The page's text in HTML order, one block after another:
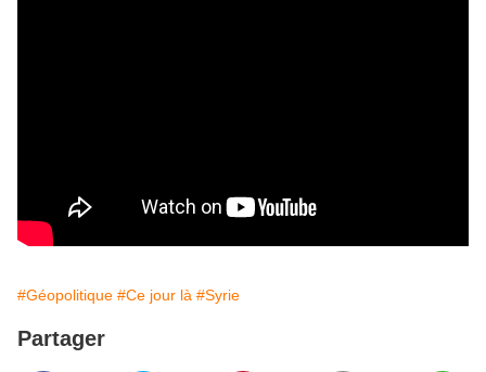
#Géopolitique #Ce jour là #Syrie
Partager